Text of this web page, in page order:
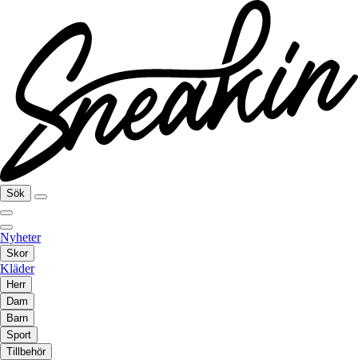
Sök
Nyheter
Skor
Kläder
Herr
Dam
Barn
Sport
Tillbehör